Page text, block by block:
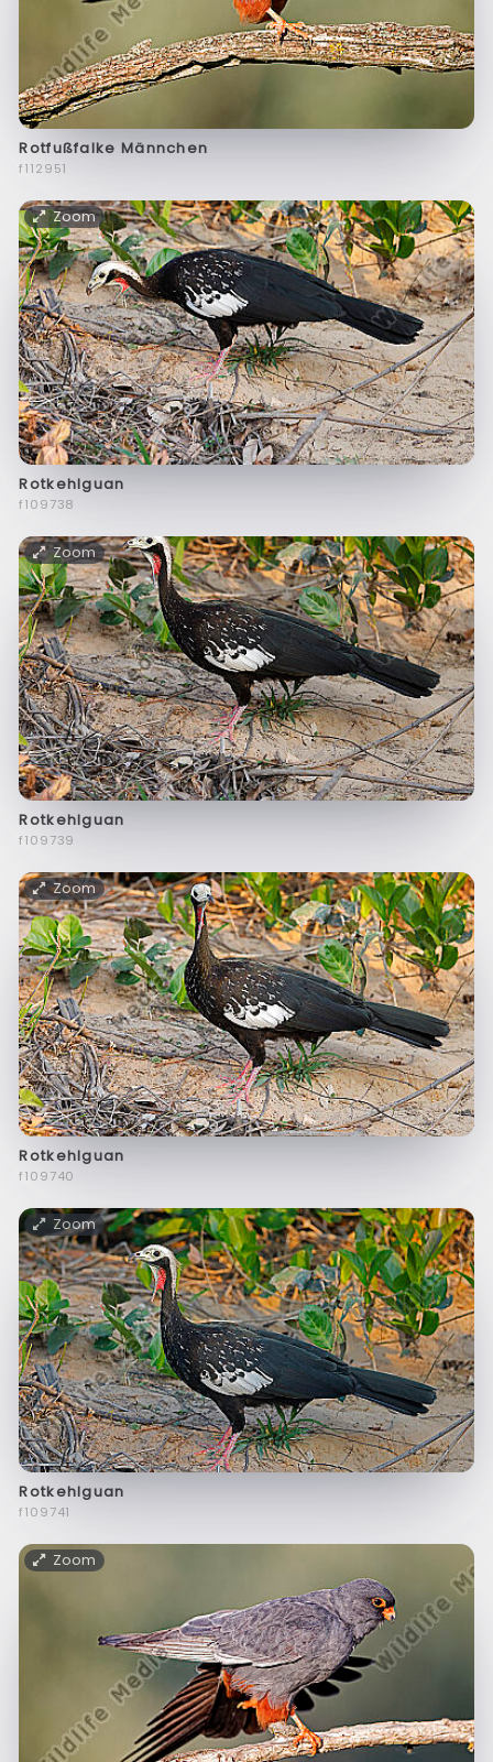
Rotfußfalke Männchen
f112951
Zoom
Rotkehlguan
f109738
Zoom
Rotkehlguan
f109739
Zoom
Rotkehlguan
f109740
Zoom
Rotkehlguan
f109741
Zoom